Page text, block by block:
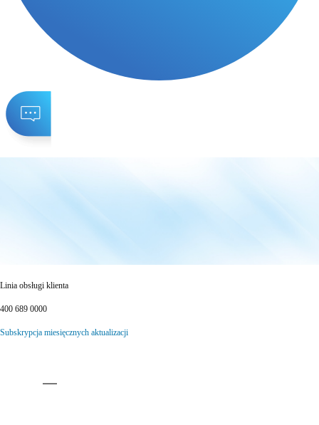
Linia obsługi klienta
400 689 0000
Subskrypcja miesięcznych aktualizacji